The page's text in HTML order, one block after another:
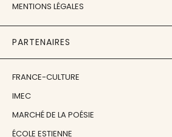
MENTIONS LÉGALES
PARTENAIRES
FRANCE-CULTURE
IMEC
MARCHÉ DE LA POÉSIE
ÉCOLE ESTIENNE